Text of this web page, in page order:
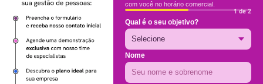
com você no horário comercial.
1 de 2
Qual é o seu objetivo?
Nome